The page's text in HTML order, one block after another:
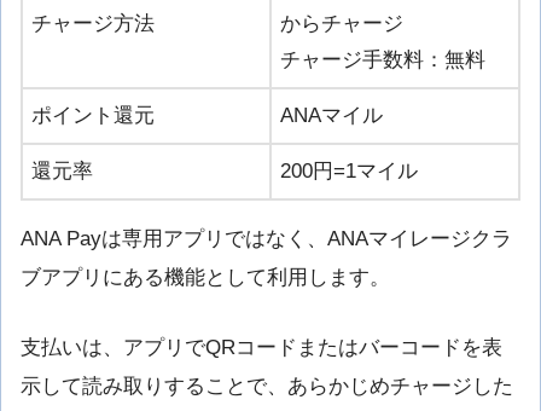
チャージ方法
からチャージ
チャージ手数料：無料
ポイント還元 ANAマイル
還元率 200円=1マイル
ANA Payは専用アプリではなく、ANAマイレージクラ
ブアプリにある機能として利用します。
支払いは、アプリでQRコードまたはバーコードを表
示して読み取りすることで、あらかじめチャージした